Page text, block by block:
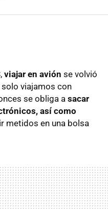
viajar en avión se volvió
viajamos con
se obliga a sacar
así como
metidos en una bolsa